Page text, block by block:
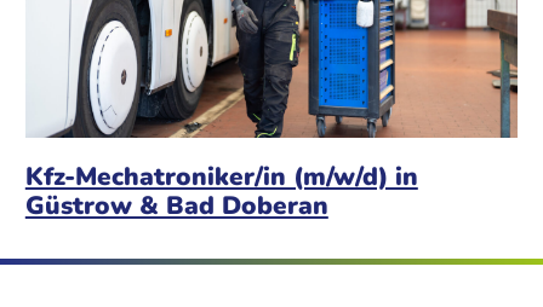
Kfz-Mechatroniker/in (m/w/d) in
Güstrow & Bad Doberan